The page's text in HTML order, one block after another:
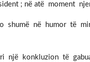
; në atë moment
shumë në humor të
një konkluzion të